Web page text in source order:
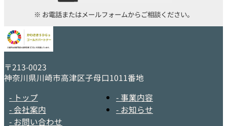
※ お電話またはメールフォームからご相談ください。
〒213-0023
神奈川県川崎市高津区子母口1011番地
- トップ
- 事業内容
- 会社案内
- お知らせ
- お問い合わせ